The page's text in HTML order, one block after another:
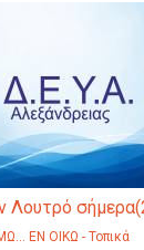
Λουτρό
ΕΝ ΟΙΚΩ - Τοπικά